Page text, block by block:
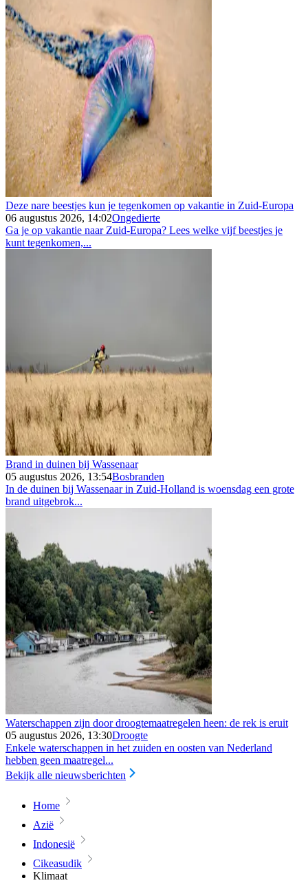
Deze nare beestjes kun je tegenkomen op vakantie in Zuid-Europa
06 augustus 2026, 14:02Ongedierte
Ga je op vakantie naar Zuid-Europa? Lees welke vijf beestjes je
kunt tegenkomen,...
Brand in duinen bij Wassenaar
05 augustus 2026, 13:54Bosbranden
In de duinen bij Wassenaar in Zuid-Holland is woensdag een grote
brand uitgebrok...
Waterschappen zijn door droogtemaatregelen heen: de rek is eruit
05 augustus 2026, 13:30Droogte
Enkele waterschappen in het zuiden en oosten van Nederland
hebben geen maatregel...
Bekijk alle nieuwsberichten
Home
Azië
Indonesië
Cikeasudik
Klimaat